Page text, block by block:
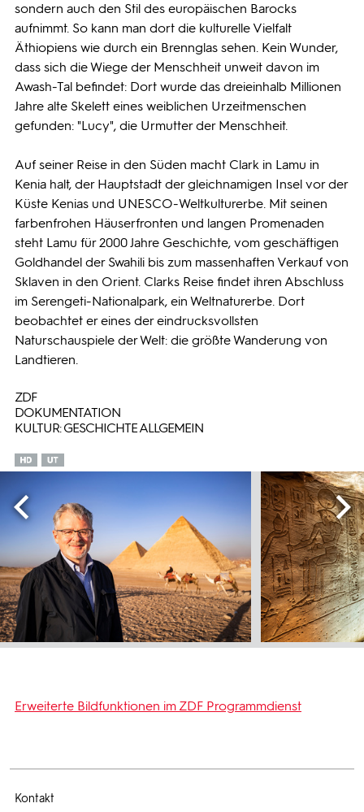
sondern auch den Stil des europäischen Barocks
aufnimmt. So kann man dort die kulturelle Vielfalt
Äthiopiens wie durch ein Brennglas sehen. Kein Wunder,
dass sich die Wiege der Menschheit unweit davon im
Awash-Tal befindet: Dort wurde das dreieinhalb Millionen
Jahre alte Skelett eines weiblichen Urzeitmenschen
gefunden: "Lucy", die Urmutter der Menschheit.
Auf seiner Reise in den Süden macht Clark in Lamu in
Kenia halt, der Hauptstadt der gleichnamigen Insel vor der
Küste Kenias und UNESCO-Weltkulturerbe. Mit seinen
farbenfrohen Häuserfronten und langen Promenaden
steht Lamu für 2000 Jahre Geschichte, vom geschäftigen
Goldhandel der Swahili bis zum massenhaften Verkauf von
Sklaven in den Orient. Clarks Reise findet ihren Abschluss
im Serengeti-Nationalpark, ein Weltnaturerbe. Dort
beobachtet er eines der eindrucksvollsten
Naturschauspiele der Welt: die größte Wanderung von
Landtieren.
ZDF
DOKUMENTATION
KULTUR: GESCHICHTE ALLGEMEIN
Erweiterte Bildfunktionen im ZDF Programmdienst
Kontakt